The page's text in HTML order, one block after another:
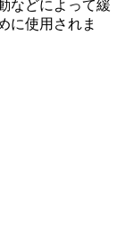
などによって緩
に使用されま